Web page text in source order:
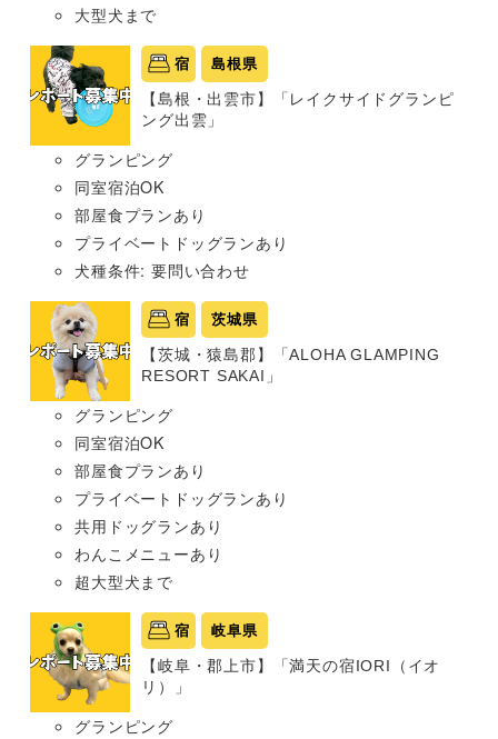
大型犬まで
宿 島根県
【島根・出雲市】「レイクサイドグランピ
ング出雲」
グランピング
同室宿泊OK
部屋食プランあり
プライベートドッグランあり
犬種条件: 要問い合わせ
宿 茨城県
【茨城・猿島郡】「ALOHA GLAMPING
RESORT SAKAI」
グランピング
同室宿泊OK
部屋食プランあり
プライベートドッグランあり
共用ドッグランあり
わんこメニューあり
超大型犬まで
宿 岐阜県
【岐阜・郡上市】「満天の宿IORI（イオ
リ）」
グランピング